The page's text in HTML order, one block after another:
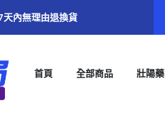
內無理由退換貨
首頁 全部商品 壯陽藥